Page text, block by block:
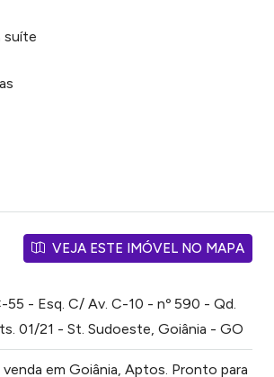
suíte
VEJA ESTE IMÓVEL NO MAPA
55 - Esq. C/ Av. C-10 - nº 590 - Qd.
01/21 - St. Sudoeste, Goiânia - GO
em Goiânia, Aptos. Pronto para